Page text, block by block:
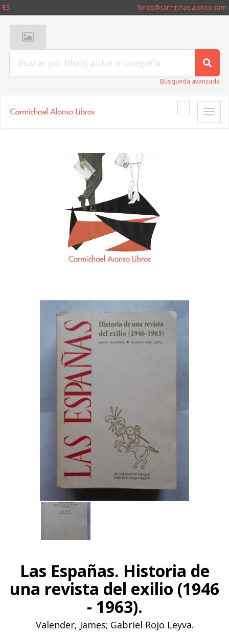
ES libros@carmichaelalonso.com
Búsqueda avanzada
Toggle
Las Españas. Historia de
una revista del exilio (1946
- 1963).
Valender, James; Gabriel Rojo Leyva.